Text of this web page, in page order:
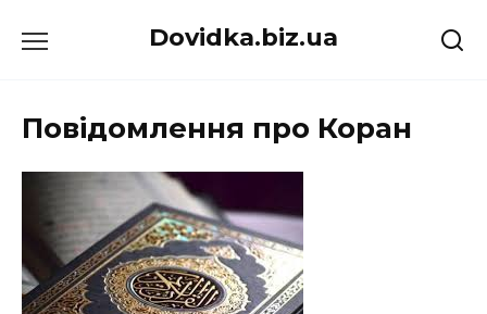
до
Dovidka.biz.ua
Повідомлення про Коран